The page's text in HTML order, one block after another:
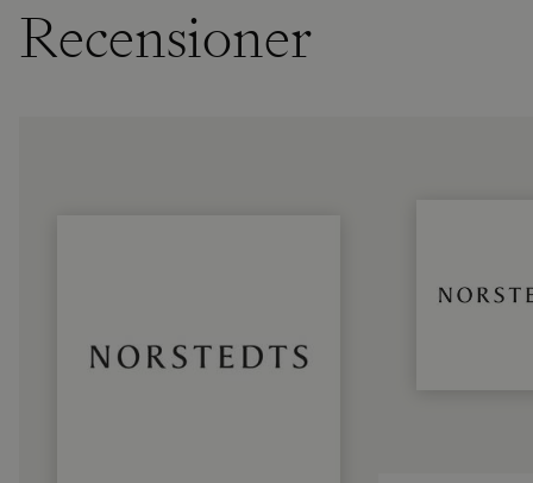
Recensioner